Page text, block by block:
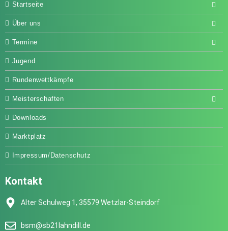
Startseite
Über uns
Termine
Jugend
Rundenwettkämpfe
Meisterschaften
Downloads
Marktplatz
Impressum/Datenschutz
Kontakt
Alter Schulweg 1, 35579 Wetzlar-Steindorf
bsm@sb21lahndill.de